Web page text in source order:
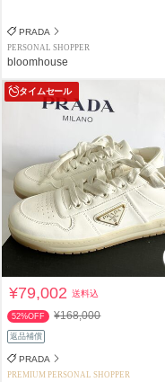
PRADA
PERSONAL SHOPPER
bloomhouse
タイムセール
¥79,002送料込
52%OFF ¥168,000
返品補償
PRADA
PREMIUM PERSONAL SHOPPER